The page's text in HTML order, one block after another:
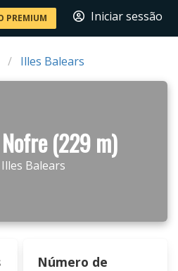
PREMIUM Iniciar sessão
Illes Balears
(229 m)
Balears
Número de